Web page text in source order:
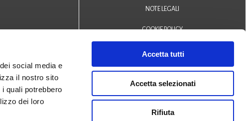
social media e
il nostro sito
quali potrebbero
dei loro
Accetta tutti
Accetta selezionati
Rifiuta
(PD)
NOTE LEGALI
COOKIE POLICY
DICHIARAZIONE DI ACCESSIBILITÀ
© 2024 Biblioteca Comunale
San Biagio Monselice -